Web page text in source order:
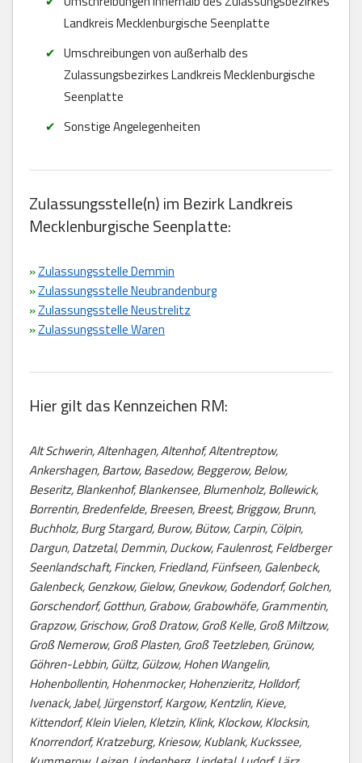
Landkreis Mecklenburgische Seenplatte
Umschreibungen von außerhalb des
Zulassungsbezirkes Landkreis Mecklenburgische
Seenplatte
Sonstige Angelegenheiten
Zulassungsstelle(n) im Bezirk Landkreis
Mecklenburgische Seenplatte:
»Zulassungsstelle Demmin
»Zulassungsstelle Neubrandenburg
»Zulassungsstelle Neustrelitz
»Zulassungsstelle Waren
Hier gilt das Kennzeichen RM:
Alt Schwerin, Altenhagen, Altenhof, Altentreptow,
Ankershagen, Bartow, Basedow, Beggerow, Below,
Beseritz, Blankenhof, Blankensee, Blumenholz, Bollewick,
Borrentin, Bredenfelde, Breesen, Breest, Briggow, Brunn,
Buchholz, Burg Stargard, Burow, Bütow, Carpin, Cölpin,
Dargun, Datzetal, Demmin, Duckow, Faulenrost, Feldberger
Seenlandschaft, Fincken, Friedland, Fünfseen, Galenbeck,
Galenbeck, Genzkow, Gielow, Gnevkow, Godendorf, Golchen,
Gorschendorf, Gotthun, Grabow, Grabowhöfe, Grammentin,
Grapzow, Grischow, Groß Dratow, Groß Kelle, Groß Miltzow,
Groß Nemerow, Groß Plasten, Groß Teetzleben, Grünow,
Göhren-Lebbin, Gültz, Gülzow, Hohen Wangelin,
Hohenbollentin, Hohenmocker, Hohenzieritz, Holldorf,
Ivenack, Jabel, Jürgenstorf, Kargow, Kentzlin, Kieve,
Kittendorf, Klein Vielen, Kletzin, Klink, Klockow, Klocksin,
Knorrendorf, Kratzeburg, Kriesow, Kublank, Kuckssee,